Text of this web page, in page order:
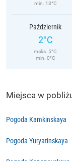
min. 13°C
Październik
2°C
maks. 5°C
min. 0°C
Miejsca w
Pogoda Kamkinskaya
Pogoda Yuryatinskaya